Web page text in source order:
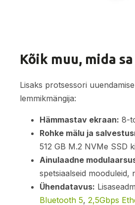
Kõik muu, mida
Lisaks protsessori
lemmikmängija:
Hämmastav ekraan: 8-
Rohke mälu ja
512 GB M.2 NVMe SSD
Ainulaadne
spetsiaalseid mooduleid,
Ühendatavus:
Bluetooth 5, 2,5Gbps